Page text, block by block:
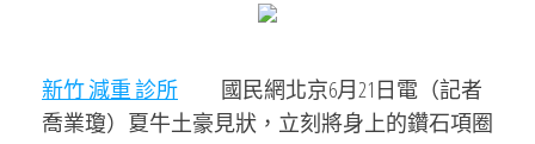
新竹 減重 診所 國民網北京6月21日電（記者
喬業瓊）夏牛土豪見狀，立刻將身上的鑽石項圈